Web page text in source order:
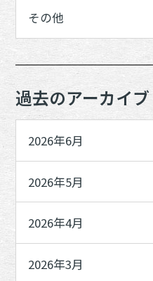
その他
過去のアーカイブ
2026年6月
2026年5月
2026年4月
2026年3月